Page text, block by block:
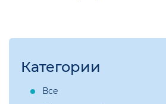
Категории
Все